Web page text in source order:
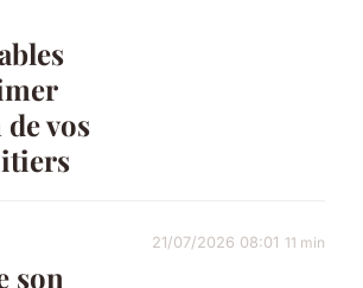
vos
son
21/07/2026 08:01 11 min